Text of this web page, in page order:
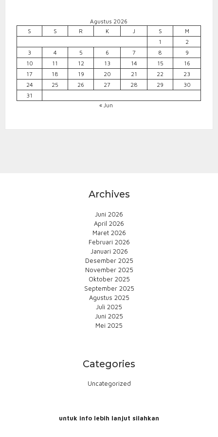
Agustus 2026
S
S R K J S
M
1
2
3
4 5 6 7 8
9
10
11 12 13 14 15
16
17
18 19 20 21 22
23
24
25 26 27 28 29
30
31
« Jun
Archives
Juni 2026
April 2026
Maret 2026
Februari 2026
Januari 2026
Desember 2025
November 2025
Oktober 2025
September 2025
Agustus 2025
Juli 2025
Juni 2025
Mei 2025
Categories
Uncategorized
untuk info lebih lanjut silahkan